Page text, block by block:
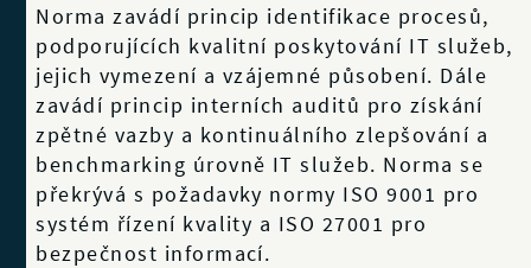
Norma zavádí princip identifikace procesů,
podporujících kvalitní poskytování IT služeb,
jejich vymezení a vzájemné působení. Dále
zavádí princip interních auditů pro získání
zpětné vazby a kontinuálního zlepšování a
benchmarking úrovně IT služeb. Norma se
překrývá s požadavky normy ISO 9001 pro
systém řízení kvality a ISO 27001 pro
bezpečnost informací.